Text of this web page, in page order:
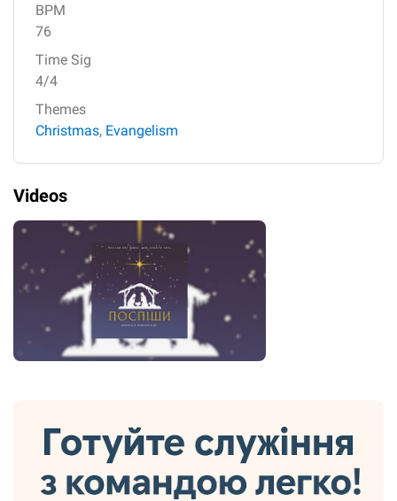
BPM
76
Time Sig
4/4
Themes
Christmas, Evangelism
Videos